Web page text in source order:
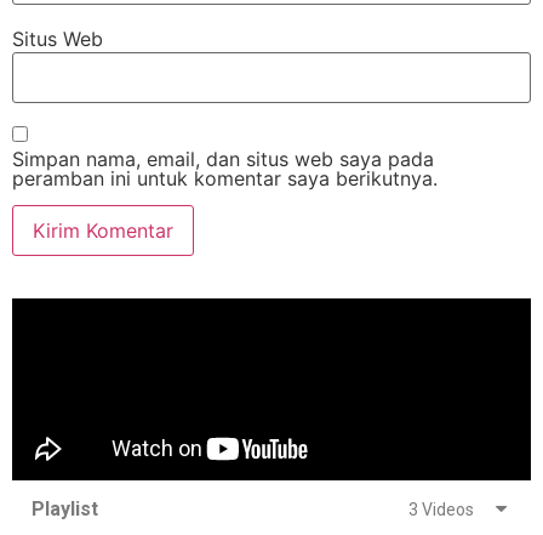
Situs Web
Simpan nama, email, dan situs web saya pada
peramban ini untuk komentar saya berikutnya.
Playlist 3 Videos